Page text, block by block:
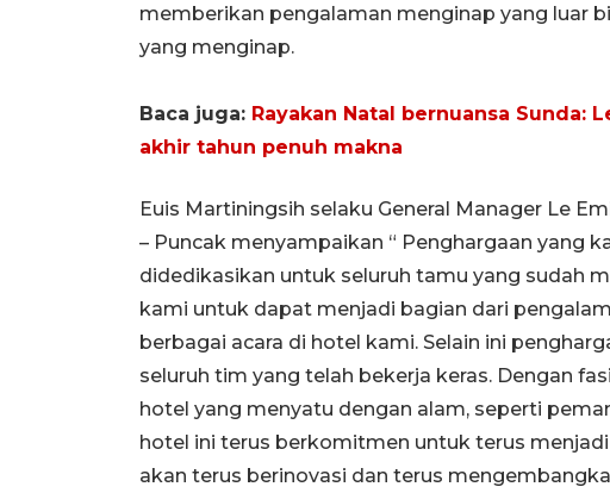
memberikan pengalaman menginap yang luar
yang menginap.
Baca juga: Rayakan Natal bernuansa Sunda:
akhir tahun penuh makna
Euis Martiningsih selaku General Manager Le
– Puncak menyampaikan “ Penghargaan yang
didedikasikan untuk seluruh tamu yang sudah
kami untuk dapat menjadi bagian dari
berbagai acara di hotel kami. Selain ini
seluruh tim yang telah bekerja keras. Dengan
hotel yang menyatu dengan alam, seperti
hotel ini terus berkomitmen untuk terus
akan terus berinovasi dan terus